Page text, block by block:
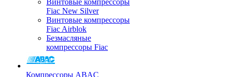
Винтовые компрессоры
Fiac New Silver
Винтовые компрессоры
Fiac Airblok
Безмасляные
компрессоры Fiac
Компрессоры ABAC